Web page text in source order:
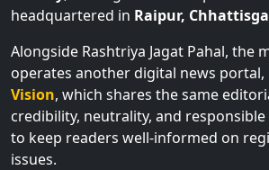
headquartered in Raipur,
Alongside Rashtriya Jagat Pahal, the
operates another digital news portal,
Vision, which shares the same
credibility, neutrality, and
to keep readers well-informed on
issues.